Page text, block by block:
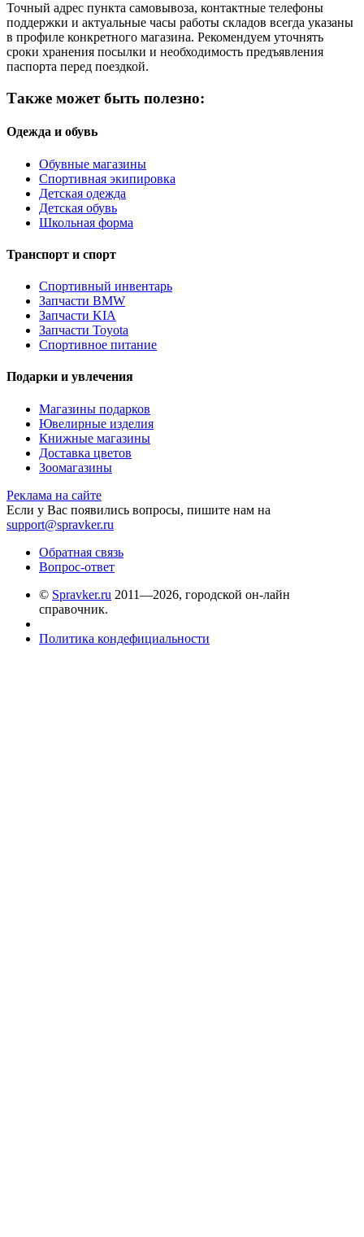
Точный адрес пункта самовывоза, контактные телефоны
поддержки и актуальные часы работы складов всегда указаны
в профиле конкретного магазина. Рекомендуем уточнять
сроки хранения посылки и необходимость предъявления
паспорта перед поездкой.
Также может быть полезно:
Одежда и обувь
Обувные магазины
Спортивная экипировка
Детская одежда
Детская обувь
Школьная форма
Транспорт и спорт
Спортивный инвентарь
Запчасти BMW
Запчасти KIA
Запчасти Toyota
Спортивное питание
Подарки и увлечения
Магазины подарков
Ювелирные изделия
Книжные магазины
Доставка цветов
Зоомагазины
Реклама на сайте
Если у Вас появились вопросы, пишите нам на
support@spravker.ru
Обратная связь
Вопрос-ответ
© Spravker.ru 2011—2026, городской он-лайн
справочник.
Политика кондефициальности